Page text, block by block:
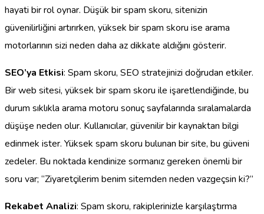
hayati bir rol oynar. Düşük bir spam skoru, sitenizin
güvenilirliğini artırırken, yüksek bir spam skoru ise arama
motorlarının sizi neden daha az dikkate aldığını gösterir.
SEO’ya Etkisi: Spam skoru, SEO stratejinizi doğrudan etkiler.
Bir web sitesi, yüksek bir spam skoru ile işaretlendiğinde, bu
durum sıklıkla arama motoru sonuç sayfalarında sıralamalarda
düşüşe neden olur. Kullanıcılar, güvenilir bir kaynaktan bilgi
edinmek ister. Yüksek spam skoru bulunan bir site, bu güveni
zedeler. Bu noktada kendinize sormanız gereken önemli bir
soru var; “Ziyaretçilerim benim sitemden neden vazgeçsin ki?”
Rekabet Analizi: Spam skoru, rakiplerinizle karşılaştırma